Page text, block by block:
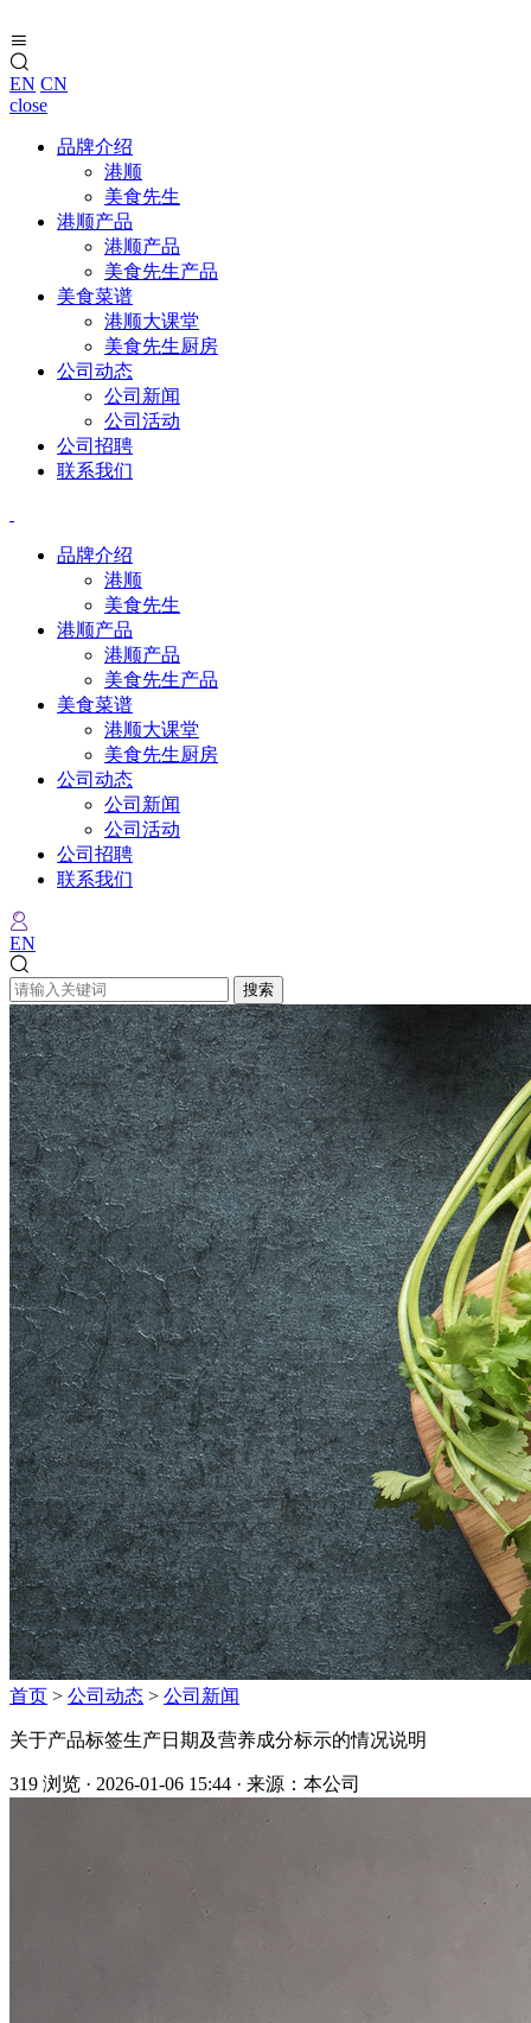
EN CN
close
品牌介绍
港顺
美食先生
港顺产品
港顺产品
美食先生产品
美食菜谱
港顺大课堂
美食先生厨房
公司动态
公司新闻
公司活动
公司招聘
联系我们
品牌介绍
港顺
美食先生
港顺产品
港顺产品
美食先生产品
美食菜谱
港顺大课堂
美食先生厨房
公司动态
公司新闻
公司活动
公司招聘
联系我们
EN
搜索
首页 > 公司动态 > 公司新闻
关于产品标签生产日期及营养成分标示的情况说明
319 浏览 · 2026-01-06 15:44 · 来源：本公司